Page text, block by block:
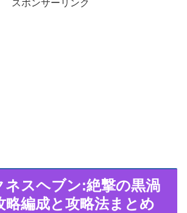
スポンサーリンク
ネスヘブン:絶撃の黒渦
略編成と攻略法まとめ